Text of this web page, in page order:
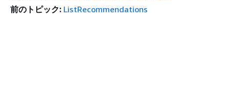
前のトピック: ListRecommendations